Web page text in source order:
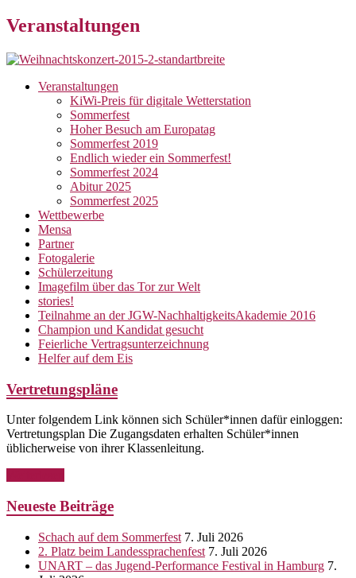
Veranstaltungen
Veranstaltungen
KiWi-Preis für digitale Wetterstation
Sommerfest
Hoher Besuch am Europatag
Sommerfest 2019
Endlich wieder ein Sommerfest!
Sommerfest 2024
Abitur 2025
Sommerfest 2025
Wettbewerbe
Mensa
Partner
Fotogalerie
Schülerzeitung
Imagefilm über das Tor zur Welt
stories!
Teilnahme an der JGW-NachhaltigkeitsAkademie 2016
Champion und Kandidat gesucht
Feierliche Vertragsunterzeichnung
Helfer auf dem Eis
Vertretungspläne
Unter folgendem Link können sich Schüler*innen dafür einloggen:
Vertretungsplan Die Zugangsdaten erhalten Schüler*innen
üblicherweise von ihrer Klassenleitung.
Neueste Beiträge
Schach auf dem Sommerfest 7. Juli 2026
2. Platz beim Landessprachenfest 7. Juli 2026
UNART – das Jugend-Performance Festival in Hamburg 7.